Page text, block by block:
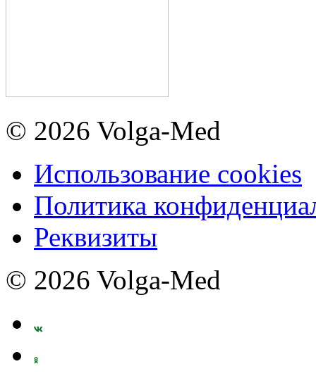
© 2026 Volga-Med
Использование cookies
Политика
Реквизиты
© 2026 Volga-Med